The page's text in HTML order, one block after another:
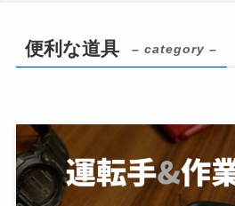
便利な道具 – category –